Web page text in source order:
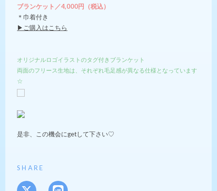
ブランケット／4,000円（税込）
＊巾着付き
▶︎ご購入はこちら
オリジナルロゴイラストのタグ付きブランケット
両面のフリース生地は、それぞれ毛足感が異なる仕様となっています
☆
是非、この機会にgetして下さい♡
SHARE